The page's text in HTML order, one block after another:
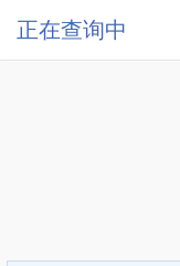
正在查询中